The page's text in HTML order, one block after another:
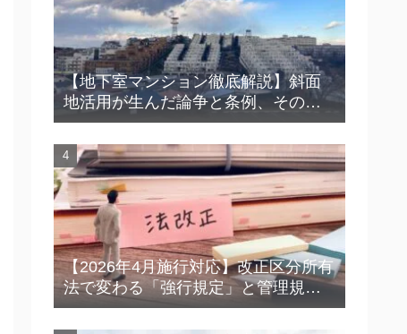
【地下室マンション徹底解説】斜面
地活用が生んだ論争と条例、その知
られざる魅力とは？
【2026年4月施行対応】改正区分所有
法で変わる「強行規定」と管理規約
｜総会・規約改定で今すぐ確認した
いポイント